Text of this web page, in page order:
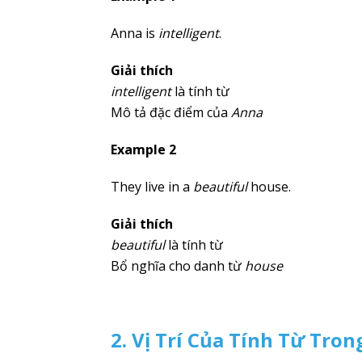
Anna is intelligent.
Giải thích
intelligentlà tính từ
Mô tả đặc điểm của Anna
Example 2
They live in a beautifulhouse.
Giải thích
beautifullà tính từ
Bổ nghĩa cho danh từ house
2. Vị Trí Của Tính Từ